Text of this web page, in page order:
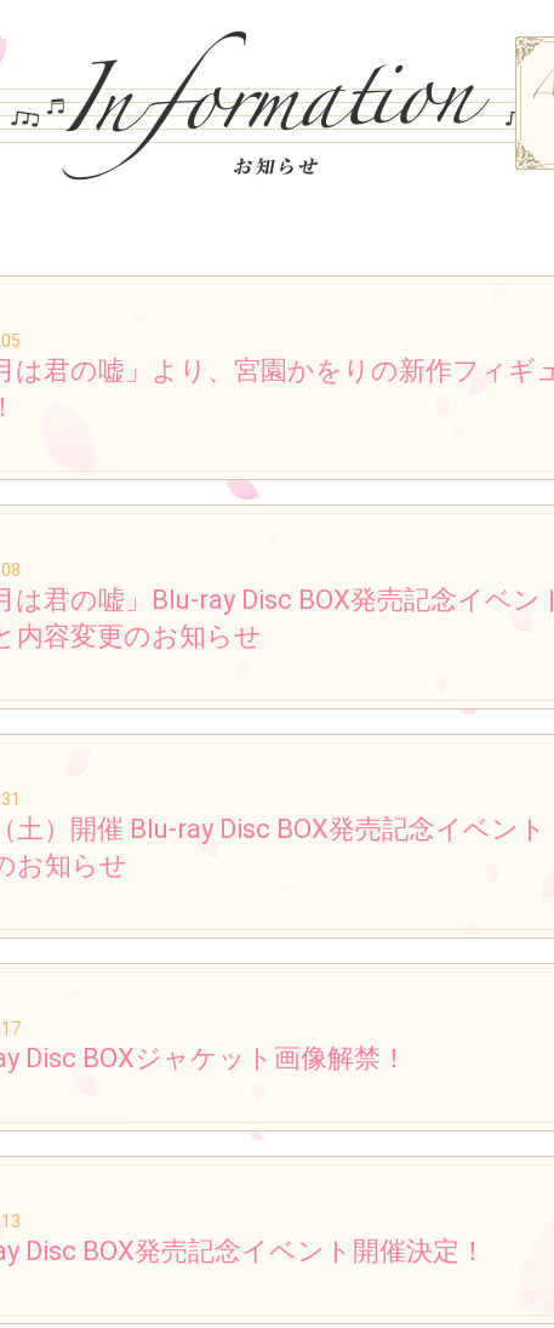
は君の嘘」より、宮園かをりの新作フィギ
は君の嘘」Blu-ray Disc BOX発売記念イベン
内容変更のお知らせ
土）開催 Blu-ray Disc BOX発売記念イベント
お知らせ
Disc BOXジャケット画像解禁！
Disc BOX発売記念イベント開催決定！